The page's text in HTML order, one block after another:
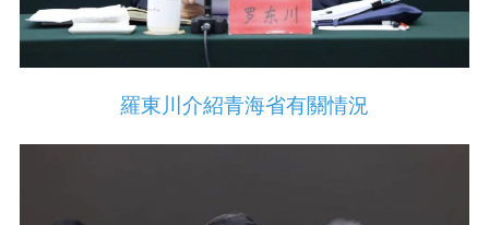
羅東川介紹青海省有關情況